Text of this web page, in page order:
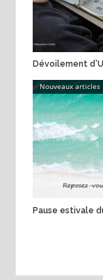
Dévoilement
Nouveaux articles
Pause estivale